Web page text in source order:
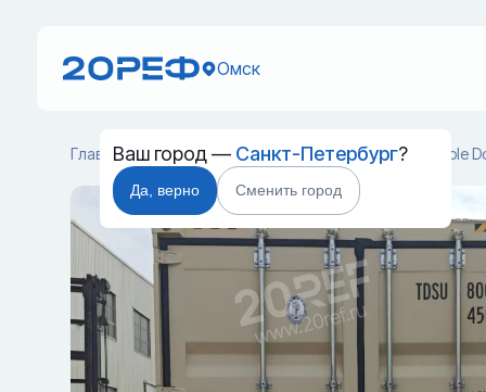
Омск
Ваш город — Санкт-Петербург?
Да, верно Сменить город
Главная Каталог Специальные контейнеры Double